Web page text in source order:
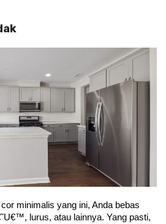
minimalis yang ini, Anda bebas
lurus, atau lainnya. Yang pasti,